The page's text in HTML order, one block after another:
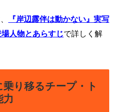
『岸辺露伴は動かない』実写
人物とあらすじで詳しく解
り移るチープ・ト
力